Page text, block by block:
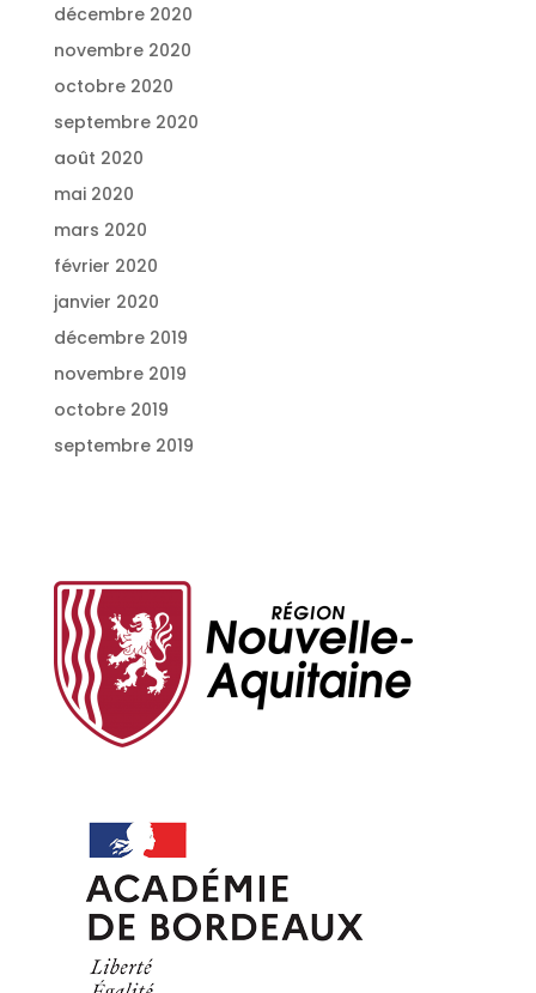
décembre 2020
novembre 2020
octobre 2020
septembre 2020
août 2020
mai 2020
mars 2020
février 2020
janvier 2020
décembre 2019
novembre 2019
octobre 2019
septembre 2019